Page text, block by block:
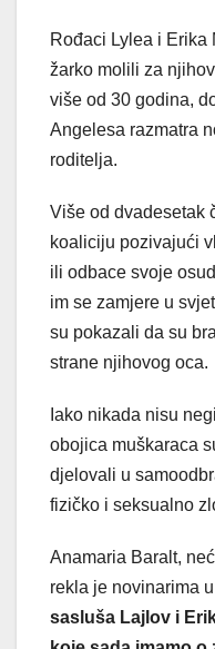
Rođaci Lylea i Erika
žarko molili za
više od 30 godina,
Angelesa razmatra
roditelja.
Više od dvadesetak
koaliciju pozivajući
ili odbace svoje
im se zamjere u
su pokazali da su
strane njihovog oca.
Iako nikada nisu
obojica muškaraca
djelovali u
fizičko i seksualno
Anamaria Baralt,
rekla je novinarima
sasluša Lajlov i